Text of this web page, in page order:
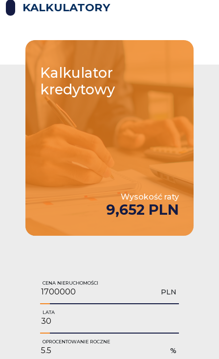
KALKULATORY
Kalkulator
kredytowy
Wysokość raty
9,652 PLN
CENA NIERUCHOMOŚCI
PLN
LATA
OPROCENTOWANIE ROCZNE
%